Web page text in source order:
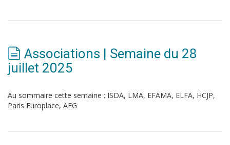
Associations | Semaine du 28
juillet 2025
Au sommaire cette semaine : ISDA, LMA, EFAMA, ELFA, HCJP,
Paris Europlace, AFG